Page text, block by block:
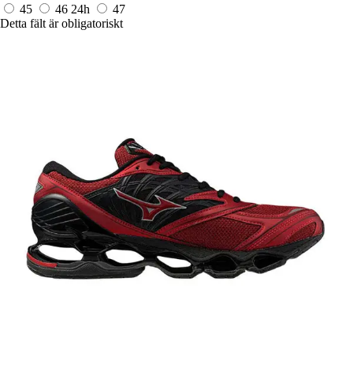
45
46 24h
47
Detta fält är obligatoriskt